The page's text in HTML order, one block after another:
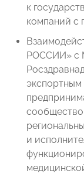
к
компаний с
РОССИИ» с
и